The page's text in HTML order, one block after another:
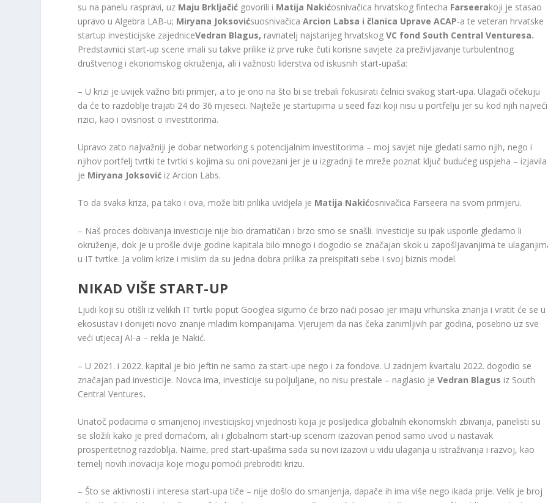
su na panelu raspravi, uz Maju Brkljačić govorili i Matija Nakićosnivačica hrvatskog fintecha Farseerakoji je stasao
upravo u Algebra LAB-u; Miryana JoksovićsuosnivačicaArcion Labsa i članica Uprave ACAP-a te veteran hrvatske
startup investicijske zajedniceVedran Blagus, ravnatelj najstarijeg hrvatskogVC fond South Central Venturesa.
Predstavnici start-up scene imali su takve prilike iz prve ruke čuti korisne savjete za preživljavanje turbulentnog
društvenog i ekonomskog okruženja, ali i važnosti liderstva od iskusnih start-upaša:
– U krizi je uvijek važno biti primjer, a to je ono na što bi se trebali fokusirati čelnici svakog start-upa. Ulagači očekuju
da će to razdoblje trajati 24 do 36 mjeseci. Najteže je startupima u seed fazi koji nisu u portfelju jer su kod njih najveći
rizici, kao i ovisnost o investitorima.
Upravo zato najvažniji je dobar networking s potencijalnim investitorima – moj savjet nije gledati samo njih, nego i
njihov portfelj tvrtki te tvrtki s kojima su oni povezani jer je u izgradnji te mreže poznat ključ budućeg uspjeha – izjavila
je Miryana Joksović iz Arcion Labs.
To da svaka kriza, pa tako i ova, može biti prilika uvidjela je Matija Nakićosnivačica Farseera na svom primjeru.
– Naš proces dobivanja investicije nije bio dramatičan i brzo smo se snašli. Investicije su ipak usporile gledamo li
okruženje, dok je u prošle dvije godine kapitala bilo mnogo i dogodio se značajan skok u zapošljavanjima te
u IT tvrtke. Ja volim krize i mislim da su jedna dobra prilika za preispitati sebe i svoj biznis model.
NIKAD VIŠE START-UP
Ljudi koji su otišli iz velikih IT tvrtki poput Googlea sigurno će brzo naći posao jer imaju vrhunska znanja i vratit će se u
ekosustav i donijeti novo znanje mladim kompanijama. Vjerujem da nas čeka zanimljivih par godina, posebno uz sve
veći utjecaj AI-a – rekla je Nakić.
– U 2021. i 2022. kapital je bio jeftin ne samo za start-upe nego i za fondove. U zadnjem kvartalu 2022. dogodio se
značajan pad investicije. Novca ima, investicije su poljuljane, no nisu prestale – naglasio jeVedran Blagus iz South
Central Ventures.
Unatoč podacima o smanjenoj investicijskoj vrijednosti koja je posljedica globalnih ekonomskih zbivanja, panelisti su
se složili kako je pred domaćom, ali i globalnom start-up scenom izazovan period samo uvod u nastavak
prosperitetnog razdoblja. Naime, pred start-upašima sada su novi izazovi u vidu ulaganja u istraživanja i razvoj, kao
temelj novih inovacija koje mogu pomoći prebroditi krizu.
– Što se aktivnosti i interesa start-upa tiče – nije došlo do smanjenja, dapače ih ima više nego ikada prije. Velik je broj